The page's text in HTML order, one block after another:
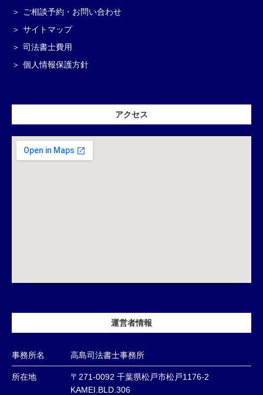
ご相談予約・お問い合わせ
サイトマップ
司法書士費用
個人情報保護方針
アクセス
運営者情報
事務所名 高島司法書士事務所
所在地
〒271-0092 千葉県松戸市松戸1176-2
KAMEI.BLD.306